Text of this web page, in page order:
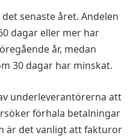
senaste året. Andelen
dagar eller mer har
år, medan
30 dagar har minskat.
underleverantörerna att
förhala betalningar
är det vanligt att fakturor